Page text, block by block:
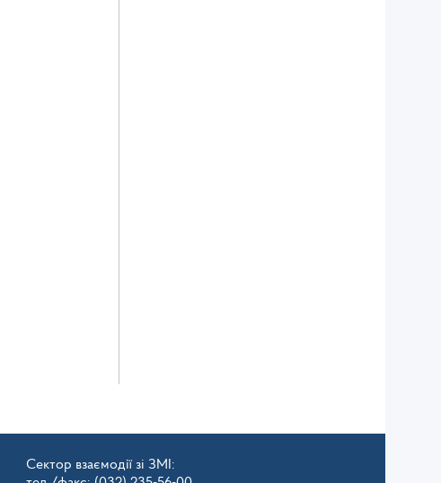
Сектор взаємодії зі ЗМІ: